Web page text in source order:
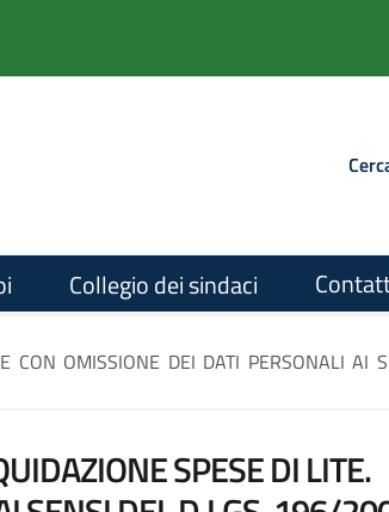
Collegio dei sindaci
CON OMISSIONE DEI DATI PERSONALI AI
SPESE DI LITE.